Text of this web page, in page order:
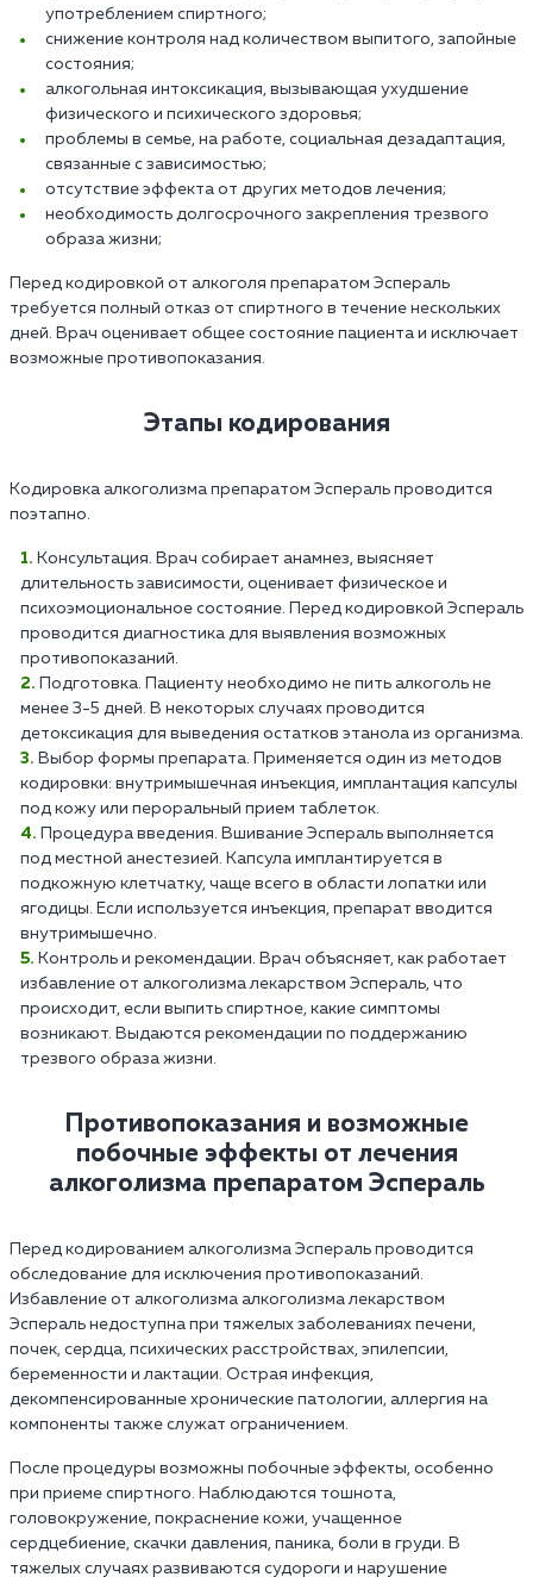
употреблением спиртного;
снижение контроля над количеством выпитого, запойные
состояния;
алкогольная интоксикация, вызывающая ухудшение
физического и психического здоровья;
проблемы в семье, на работе, социальная дезадаптация,
связанные с зависимостью;
отсутствие эффекта от других методов лечения;
необходимость долгосрочного закрепления трезвого
образа жизни;
Перед кодировкой от алкоголя препаратом Эспераль
требуется полный отказ от спиртного в течение нескольких
дней. Врач оценивает общее состояние пациента и исключает
возможные противопоказания.
Этапы кодирования
Кодировка алкоголизма препаратом Эспераль проводится
поэтапно.
Консультация. Врач собирает анамнез, выясняет
длительность зависимости, оценивает физическое и
психоэмоциональное состояние. Перед кодировкой Эспераль
проводится диагностика для выявления возможных
противопоказаний.
Подготовка. Пациенту необходимо не пить алкоголь не
менее 3-5 дней. В некоторых случаях проводится
детоксикация для выведения остатков этанола из организма.
Выбор формы препарата. Применяется один из методов
кодировки: внутримышечная инъекция, имплантация капсулы
под кожу или пероральный прием таблеток.
Процедура введения. Вшивание Эспераль выполняется
под местной анестезией. Капсула имплантируется в
подкожную клетчатку, чаще всего в области лопатки или
ягодицы. Если используется инъекция, препарат вводится
внутримышечно.
Контроль и рекомендации. Врач объясняет, как работает
избавление от алкоголизма лекарством Эспераль, что
происходит, если выпить спиртное, какие симптомы
возникают. Выдаются рекомендации по поддержанию
трезвого образа жизни.
Противопоказания и возможные
побочные эффекты от лечения
алкоголизма препаратом Эспераль
Перед кодированием алкоголизма Эспераль проводится
обследование для исключения противопоказаний.
Избавление от алкоголизма алкоголизма лекарством
Эспераль недоступна при тяжелых заболеваниях печени,
почек, сердца, психических расстройствах, эпилепсии,
беременности и лактации. Острая инфекция,
декомпенсированные хронические патологии, аллергия на
компоненты также служат ограничением.
После процедуры возможны побочные эффекты, особенно
при приеме спиртного. Наблюдаются тошнота,
головокружение, покраснение кожи, учащенное
сердцебиение, скачки давления, паника, боли в груди. В
тяжелых случаях развиваются судороги и нарушение